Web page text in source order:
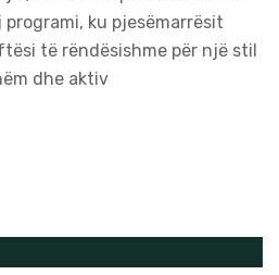
ku pjesëmarrësit
të rëndësishme për një stil
dhe aktiv